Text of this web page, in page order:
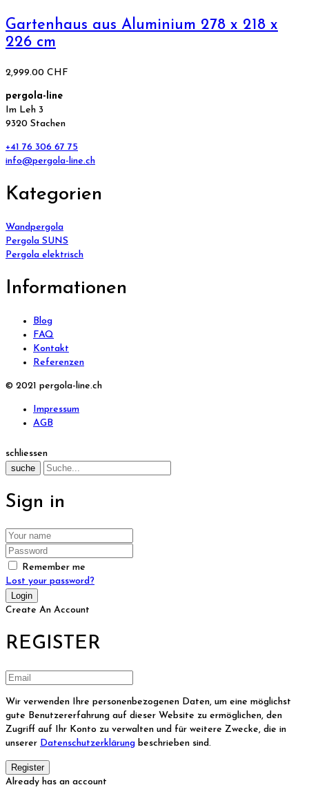
Gartenhaus aus Aluminium 278 x 218 x
226 cm
2,999.00 CHF
pergola-line
Im Leh 3
9320 Stachen
+41 76 306 67 75
info@pergola-line.ch
Kategorien
Wandpergola
Pergola SUNS
Pergola elektrisch
Informationen
Blog
FAQ
Kontakt
Referenzen
© 2021 pergola-line.ch
Impressum
AGB
schliessen
suche
Sign in
Remember me
Lost your password?
Create An Account
REGISTER
Wir verwenden Ihre personenbezogenen Daten, um eine möglichst
gute Benutzererfahrung auf dieser Website zu ermöglichen, den
Zugriff auf Ihr Konto zu verwalten und für weitere Zwecke, die in
unserer Datenschutzerklärung beschrieben sind.
Already has an account